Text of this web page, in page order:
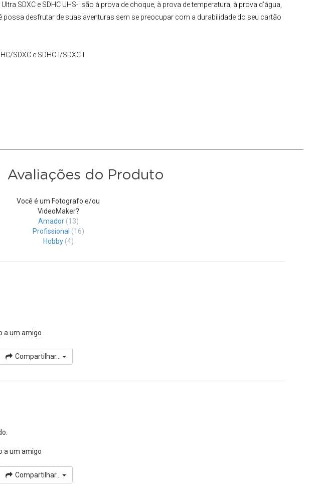
SDXC e SDHC UHS-I são à prova de choque, à prova de temperatura, à prova d’água,
possa desfrutar de suas aventuras sem se preocupar com a durabilidade do seu cartão
SDXC e SDHC-I/SDXC-I
Avaliações do Produto
Você é um Fotografo e/ou
VideoMaker?
Amador (13)
Profissional (16)
Hobby (4)
a um amigo
Compartilhar...
a um amigo
Compartilhar...